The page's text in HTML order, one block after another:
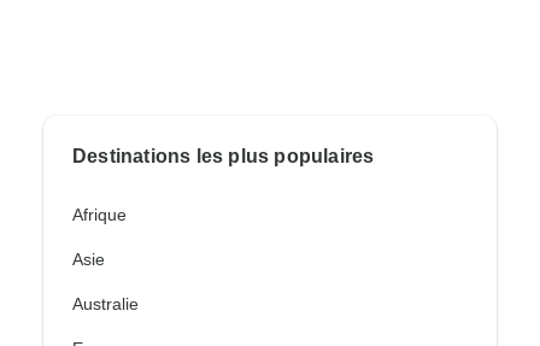
Destinations les plus populaires
Afrique
Asie
Australie